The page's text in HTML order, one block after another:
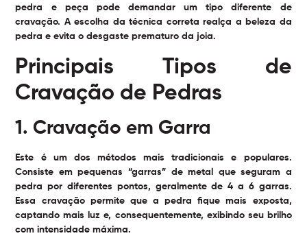
pedra e peça pode demandar um tipo diferente de
cravação. A escolha da técnica correta realça a beleza da
pedra e evita o desgaste prematuro da joia.
Principais Tipos de
Cravação de Pedras
1. Cravação em Garra
Este é um dos métodos mais tradicionais e populares.
Consiste em pequenas “garras” de metal que seguram a
pedra por diferentes pontos, geralmente de 4 a 6 garras.
Essa cravação permite que a pedra fique mais exposta,
captando mais luz e, consequentemente, exibindo seu brilho
com intensidade máxima.